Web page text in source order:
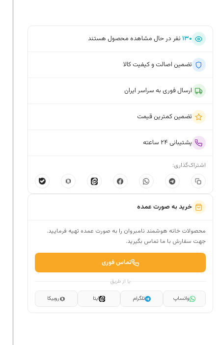
۱۳۰ نفر در حال مشاهده محصول هستند
تضمین اصالت و کیفیت کالا
ارسال فوری به سراسر ایران
تضمین کمترین قیمت
پشتیبانی ۲۴ ساعته
اشتراک‌گذاری:
خرید به صورت عمده
محصولات خانه هوشمند نامبروان را به صورت عمده تهیه فرمایید.
جهت سفارش با ما تماس بگیرید.
تماس فوری
یا از طریق
واتساپ تلگرام ایتا روبیکا